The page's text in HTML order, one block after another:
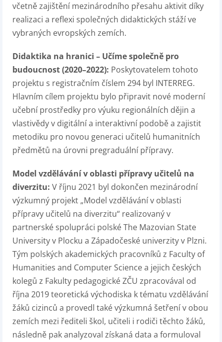
včetně zajištění mezinárodního přesahu aktivit díky
realizaci a reflexi společných didaktických stáží ve
vybraných evropských zemích.
Didaktika na hranici – Učíme společně pro
budoucnost (2020–2022): Poskytovatelem tohoto
projektu s registračním číslem 294 byl INTERREG.
Hlavním cílem projektu bylo připravit nové moderní
učební prostředky pro výuku regionálních dějin a
vlastivědy v digitální a interaktivní podobě a zajistit
metodiku pro novou generaci učitelů humanitních
předmětů na úrovni pregraduální přípravy.
Model vzdělávání v oblasti přípravy učitelů na
diverzitu: V říjnu 2021 byl dokončen mezinárodní
výzkumný projekt „Model vzdělávání v oblasti
přípravy učitelů na diverzitu“ realizovaný v
partnerské spolupráci polské The Mazovian State
University v Plocku a Západočeské univerzity v Plzni.
Tým polských akademických pracovníků z Faculty of
Humanities and Computer Science a jejich českých
kolegů z Fakulty pedagogické ZČU zpracovával od
října 2019 teoretická východiska k tématu vzdělávání
žáků cizinců a provedl také výzkumná šetření v obou
zemích mezi řediteli škol, učiteli i rodiči těchto žáků,
následně pak analyzoval získaná data a formuloval